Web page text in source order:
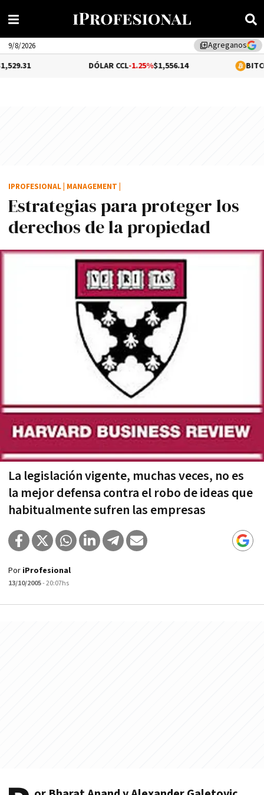
library_addAgreganos
9/8/2026
DÓLAR CCL-1.25% $1,556.14 BITCOIN0.91%
Estrategias para proteger los
derechos de la propiedad
La legislación vigente, muchas veces, no es
la mejor defensa contra el robo de ideas que
habitualmente sufren las empresas
IPROFESIONAL MANAGEMENT
Por iProfesional
13/10/2005- 20:07hs